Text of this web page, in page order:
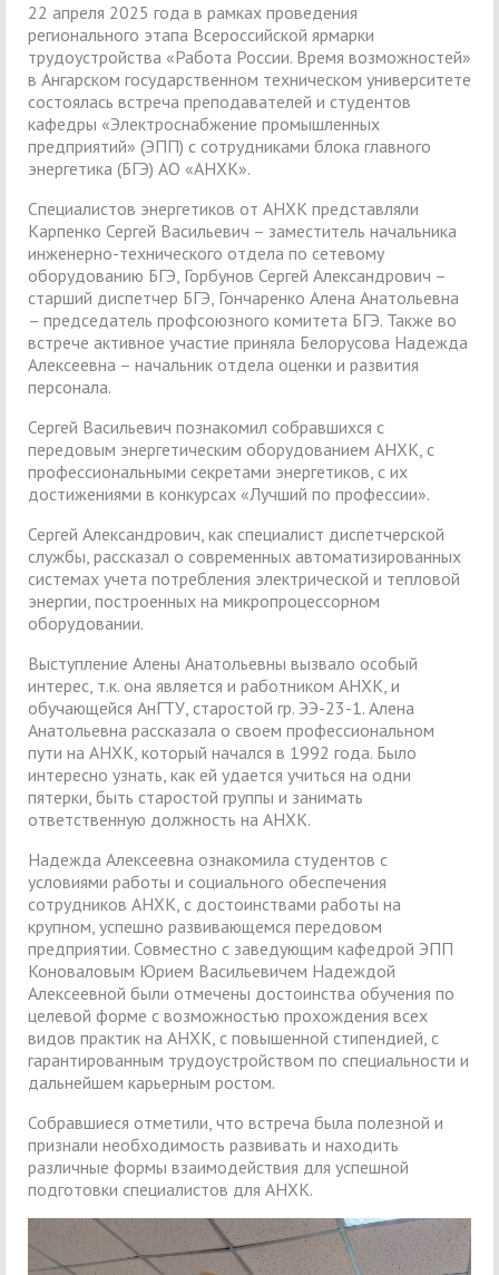
22 апреля 2025 года в рамках проведения
регионального этапа Всероссийской ярмарки
трудоустройства «Работа России. Время возможностей»
в Ангарском государственном техническом университете
состоялась встреча преподавателей и студентов
кафедры «Электроснабжение промышленных
предприятий» (ЭПП) с сотрудниками блока главного
энергетика (БГЭ) АО «АНХК».
Специалистов энергетиков от АНХК представляли
Карпенко Сергей Васильевич – заместитель начальника
инженерно-технического отдела по сетевому
оборудованию БГЭ, Горбунов Сергей Александрович –
старший диспетчер БГЭ, Гончаренко Алена Анатольевна
– председатель профсоюзного комитета БГЭ. Также во
встрече активное участие приняла Белорусова Надежда
Алексеевна – начальник отдела оценки и развития
персонала.
Сергей Васильевич познакомил собравшихся с
передовым энергетическим оборудованием АНХК, с
профессиональными секретами энергетиков, с их
достижениями в конкурсах «Лучший по профессии».
Сергей Александрович, как специалист диспетчерской
службы, рассказал о современных автоматизированных
системах учета потребления электрической и тепловой
энергии, построенных на микропроцессорном
оборудовании.
Выступление Алены Анатольевны вызвало особый
интерес, т.к. она является и работником АНХК, и
обучающейся АнГТУ, старостой гр. ЭЭ-23-1. Алена
Анатольевна рассказала о своем профессиональном
пути на АНХК, который начался в 1992 года. Было
интересно узнать, как ей удается учиться на одни
пятерки, быть старостой группы и занимать
ответственную должность на АНХК.
Надежда Алексеевна ознакомила студентов с
условиями работы и социального обеспечения
сотрудников АНХК, с достоинствами работы на
крупном, успешно развивающемся передовом
предприятии. Совместно с заведующим кафедрой ЭПП
Коноваловым Юрием Васильевичем Надеждой
Алексеевной были отмечены достоинства обучения по
целевой форме с возможностью прохождения всех
видов практик на АНХК, с повышенной стипендией, с
гарантированным трудоустройством по специальности и
дальнейшем карьерным ростом.
Собравшиеся отметили, что встреча была полезной и
признали необходимость развивать и находить
различные формы взаимодействия для успешной
подготовки специалистов для АНХК.